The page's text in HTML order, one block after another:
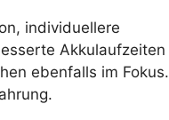
individuellere
Akkulaufzeiten
ebenfalls im Fokus.